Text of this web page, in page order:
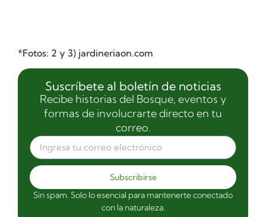
*Fotos: 2 y 3) jardineriaon.com
Suscríbete al boletín de noticias
Recibe historias del Bosque, eventos y
formas de involucrarte directo en tu
correo.
Subscribirse
Sin spam. Solo lo esencial para mantenerte conectado
con la naturaleza.